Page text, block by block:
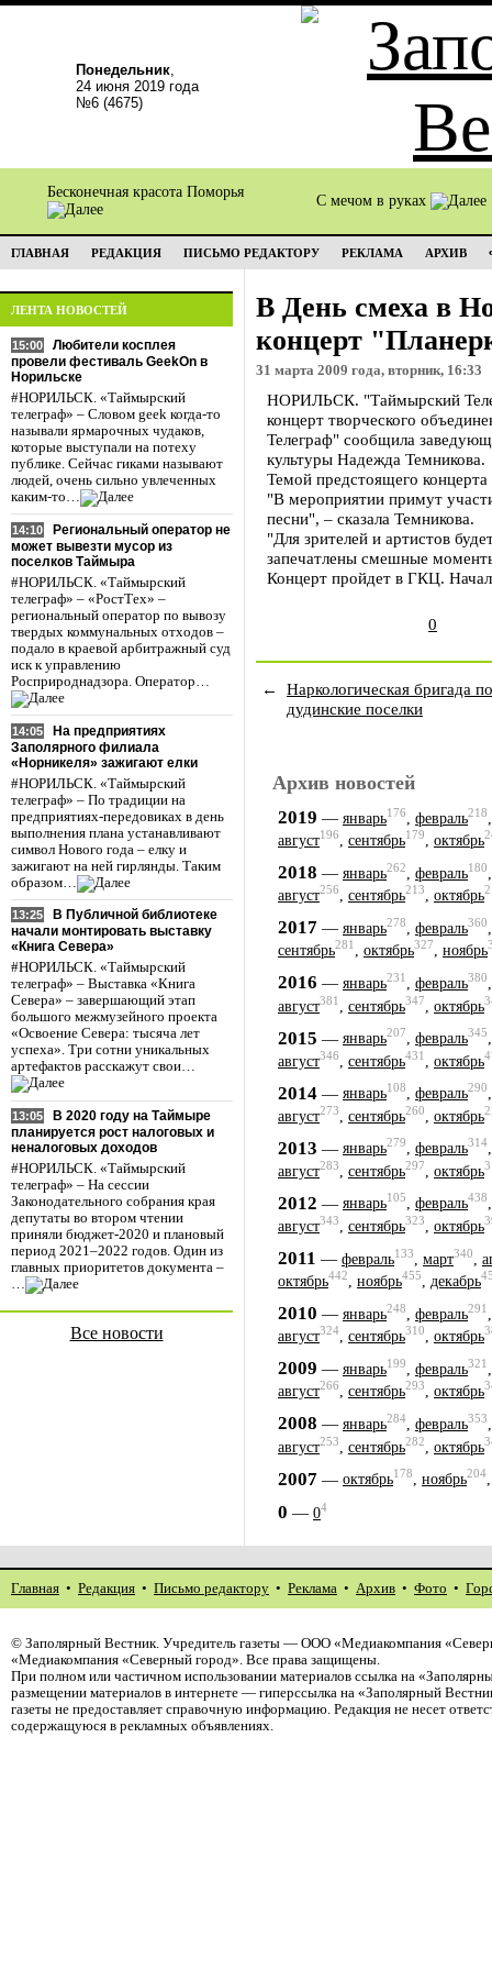
Понедельник,
24 июня 2019 года
№6 (4675)
Бесконечная красота Поморья
С мечом в руках
ГЛАВНАЯ РЕДАКЦИЯ ПИСЬМО РЕДАКТОРУ РЕКЛАМА АРХИВ
ЛЕНТА НОВОСТЕЙ
15:00
Любители косплея
провели фестиваль GeekOn в
Норильске
#НОРИЛЬСК. «Таймырский
телеграф» – Словом geek когда-то
называли ярмарочных чудаков,
которые выступали на потеху
публике. Сейчас гиками называют
людей, очень сильно увлеченных
каким-то…
14:10
Региональный оператор не
может вывезти мусор из
поселков Таймыра
#НОРИЛЬСК. «Таймырский
телеграф» – «РостТех» –
региональный оператор по вывозу
твердых коммунальных отходов –
подало в краевой арбитражный суд
иск к управлению
Росприроднадзора. Оператор…
14:05
На предприятиях
Заполярного филиала
«Норникеля» зажигают елки
#НОРИЛЬСК. «Таймырский
телеграф» – По традиции на
предприятиях-передовиках в день
выполнения плана устанавливают
символ Нового года – елку и
зажигают на ней гирлянды. Таким
образом…
13:25
В Публичной библиотеке
начали монтировать выставку
«Книга Севера»
#НОРИЛЬСК. «Таймырский
телеграф» – Выставка «Книга
Севера» – завершающий этап
большого межмузейного проекта
«Освоение Севера: тысяча лет
успеха». Три сотни уникальных
артефактов расскажут свои…
13:05
В 2020 году на Таймыре
планируется рост налоговых и
неналоговых доходов
#НОРИЛЬСК. «Таймырский
телеграф» – На сессии
Законодательного собрания края
депутаты во втором чтении
приняли бюджет-2020 и плановый
период 2021–2022 годов. Один из
главных приоритетов документа –
…
Все новости
В День смеха в
концерт
31 марта 2009 года, вторник, 16:33
НОРИЛЬСК. "Таймырский
концерт творческого
Телеграф" сообщила
культуры Надежда Темникова.
Темой предстоящего
"В мероприятии примут
песни", – сказала Темникова.
"Для зрителей и артистов
запечатлены смешные
Концерт пройдет в ГКЦ.
0
←
Наркологическая бригада
дудинские поселки
Архив новостей
2019 — январь176 февраль218
август196, сентябрь179, октябрь
2018 — январь262 февраль180
август256, сентябрь213, октябрь
2017 — январь278 февраль360
сентябрь281, октябрь327, ноябрь
2016 — январь231 февраль380
август381 сентябрь347 октябрь
2015 — январь207, февраль345
август346 сентябрь431 октябрь
2014 — январь108, февраль290
август273 сентябрь260 октябрь
2013 — январь279, февраль314
август283 сентябрь297 октябрь
2012 — январь105, февраль438
август343, сентябрь323, октябрь
2011 — февраль133 март340
октябрь442, ноябрь455, декабрь
2010 — январь248 февраль291
август324, сентябрь310, октябрь
2009 — январь199 февраль321
август266, сентябрь293, октябрь
2008 — январь284 февраль353
август253 сентябрь282 октябрь
2007 — октябрь178, ноябрь204
0 — 04
Главная • Редакция • Письмо редактору • Реклама • Архив • Фото •
© Заполярный Вестник. Учредитель газеты — ООО «Медиакомпания
«Медиакомпания «Северный город». Все права защищены.
При полном или частичном использовании материалов ссылка на
размещении материалов в интернете — гиперссылка на «Заполярный
газеты не предоставляет справочную информацию. Редакция не несет
содержащуюся в рекламных объявлениях.